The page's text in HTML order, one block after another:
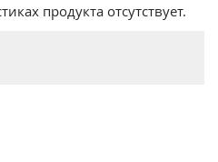
продукта отсутствует.